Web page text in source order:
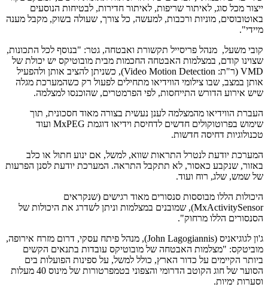
ייצור מכל סוג, לאיתור שריפות, לאיתור חדירות, לבטיחות הנוסעים
באוטובוסים, מוניות ורכבות, למעשה, כל צורך, שעולה בשוק, מקבל מענה
מיידי".
קובי משעל, מנהל פריסייל תקשורת ואבטחה, גטר: "בנוסף לכל התכונות,
שצוינו קודם, במצלמות האבטחה החכמות מבית מובוטיקס יש יכולת של
VMD (ר"ת: Video Motion Detection), כשניתן להציב אותן ולהפעיל
אותן במצב, שבו צילומי הווידיאו מתחילים לפעול רק כשהמערכת מגלה
שיש אירוע הדורש התייחסות, לפי הפרמטרים, שהוכנסו למצלמה.
העברת הווידיאו מהמצלמה לענן נעשית בצורה מאוד חסכונית, תוך
שימוש בפרוטוקולים חדשים לדחיסת וידיאו דוגמת MxPEG ועוד
טכנולוגיות דחיסה חדשות.
המערכת יודעת לנטרל התראות שווא, למשל, אם ינוע חתול או כלב
באזור, שנקבע כאסור, לא תתקבל התראה. המערכת יודעת לסנן הפרעות
של שמש, שלג, רוח ועוד.
היכולות הללו מבוססות סנסורים מאוד רגישים (שנקראים
MxActivitySensor), שמובנים במצלמות וניתן לשדרג את היכולות של
הסנסורים הללו מרחוק".
ג'ון לגוגיאניס (John Lagogiannis), מנהל פיתח עסקי, דרום מזרח אירופה,
מוביטקס: "מצלמות האבטחה של מובוטיקס עובדות בתנאים הקשים
ביותר הקיימים על כדור הארץ, כולל למשל, על ספינות הפועלות בים
הסוער של חוג הקוטב הדרומי והצפוני בטמפרטורות של מינוס 40 מעלות
וסערות ימיות.